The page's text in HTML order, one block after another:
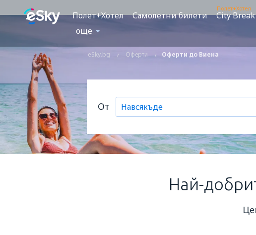
Полет+Хотел Самолетни билети
Полет+Хотел
City Break
още
eSky.bg Оферти Оферти до Виена
От
Най-